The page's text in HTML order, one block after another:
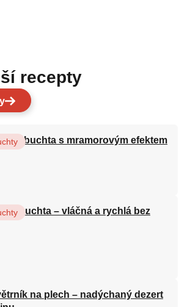
recepty
litá buchta s mramorovým efektem
buchta – vláčná a rychlá bez
na plech – nadýchaný dezert